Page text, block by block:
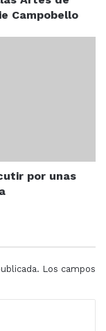
Sinaloa
Campobello
por unas
Los campos